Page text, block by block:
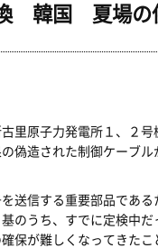
韓国 夏場の
里原子力発電所１、２
偽造された制御ケーブル
送信する重要部品であ
のうち、すでに定検中
保が難しくなってきた